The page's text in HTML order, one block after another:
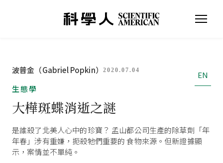
波普金（Gabriel Popkin） 2020.07.04
EN
生態學
大樺斑蝶消逝之謎
是誰殺了北美人心中的珍寶？ 孟山都公司生產的除草劑「年
年春」涉有重嫌，扼殺牠們重要的 食物來源。但新證據顯
示，案情並不單純。